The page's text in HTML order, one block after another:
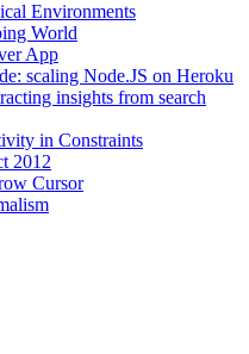
Environments
World
App
scaling Node.JS on Heroku
insights from search
in Constraints
2012
Cursor